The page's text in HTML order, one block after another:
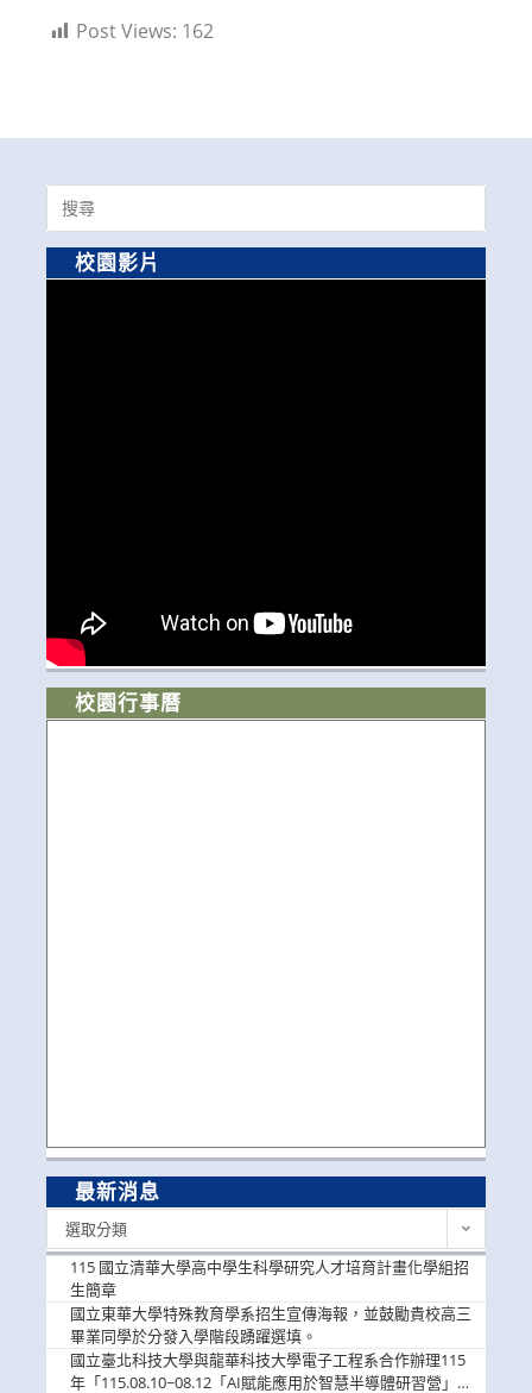
Post Views: 162
Search
for:
校園影片
校園行事曆
最新消息
選取分類
115 國立清華大學高中學生科學研究人才培育計畫化學組招
生簡章
國立東華大學特殊教育學系招生宣傳海報，並鼓勵貴校高三
畢業同學於分發入學階段踴躍選填。
國立臺北科技大學與龍華科技大學電子工程系合作辦理115
年「115.08.10~08.12「AI賦能應用於智慧半導體研習營」，